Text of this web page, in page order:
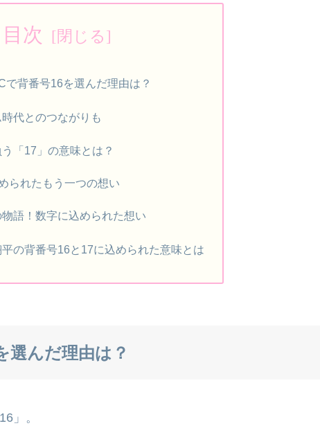
目次
で背番号16を選んだ理由は？
代とのつながりも
「17」の意味とは？
られたもう一つの想い
語！数字に込められた想い
の背番号16と17に込められた意味とは
選んだ理由は？
」。